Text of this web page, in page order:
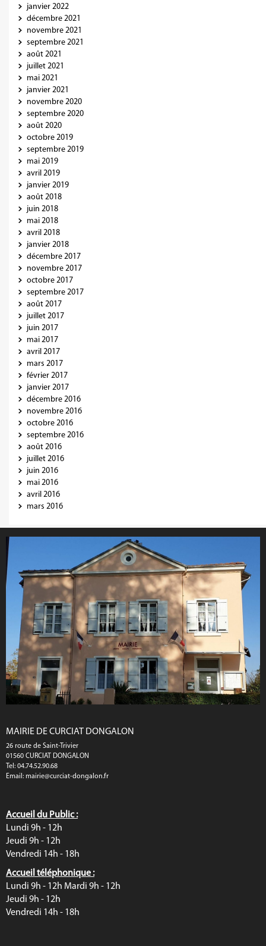
janvier 2022
décembre 2021
novembre 2021
septembre 2021
août 2021
juillet 2021
mai 2021
janvier 2021
novembre 2020
septembre 2020
août 2020
octobre 2019
septembre 2019
mai 2019
avril 2019
janvier 2019
août 2018
juin 2018
mai 2018
avril 2018
janvier 2018
décembre 2017
novembre 2017
octobre 2017
septembre 2017
août 2017
juillet 2017
juin 2017
mai 2017
avril 2017
mars 2017
février 2017
janvier 2017
décembre 2016
novembre 2016
octobre 2016
septembre 2016
août 2016
juillet 2016
juin 2016
mai 2016
avril 2016
mars 2016
MAIRIE DE CURCIAT DONGALON
26 route de Saint-Trivier
01560 CURCIAT DONGALON
Tel: 04.74.52.90.68
Email: mairie@curciat-dongalon.fr
Accueil du Public :
Lundi 9h - 12h
Jeudi 9h - 12h
Vendredi 14h - 18h
Accueil téléphonique :
Lundi 9h - 12h Mardi 9h - 12h
Jeudi 9h - 12h
Vendredi 14h - 18h